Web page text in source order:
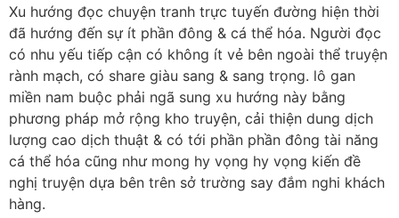
Xu hướng đọc chuyện tranh trực tuyến đường hiện thời
đã hướng đến sự ít phần đông & cá thể hóa. Người đọc
có nhu yếu tiếp cận có không ít vẻ bên ngoài thể truyện
rành mạch, có share giàu sang & sang trọng. lô gan
miền nam buộc phải ngã sung xu hướng này bằng
phương pháp mở rộng kho truyện, cải thiện dung dịch
lượng cao dịch thuật & có tới phần phần đông tài năng
cá thể hóa cũng như mong hy vọng hy vọng kiến đề
nghị truyện dựa bên trên sở trường say đắm nghi khách
hàng.